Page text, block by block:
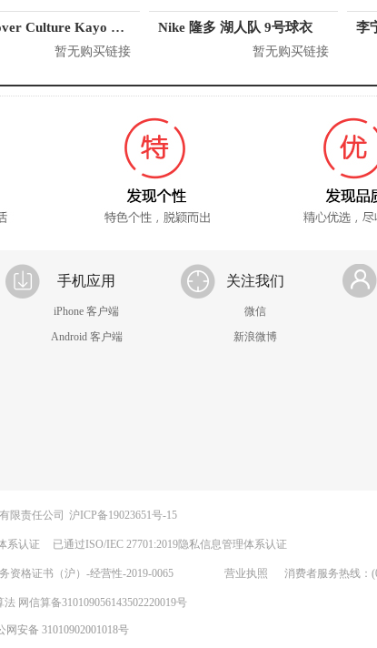
Crossover Culture Kayo LP2
暂无购买链接
Nike 隆多 湖人队 9号球衣
暂无购买链接
手机应用
iPhone 客户端
Android 客户端
关注我们
微信
新浪微博
限责任公司 沪ICP备19023651号-15
系认证 已通过ISO/IEC 27701:2019隐私信息管理体系认证
资格证书（沪）-经营性-2019-0065 营业执照 消费者服务热线：
网信算备310109056143502220019号
网安备 31010902001018号